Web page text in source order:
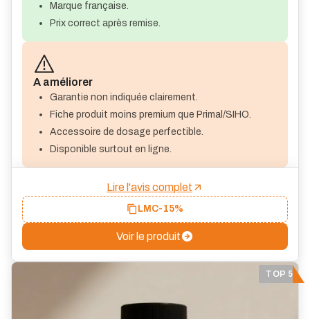
Marque française.
Prix correct après remise.
A améliorer
Garantie non indiquée clairement.
Fiche produit moins premium que Primal/SIHO.
Accessoire de dosage perfectible.
Disponible surtout en ligne.
Lire l'avis complet
LMC-15%
Voir le produit
TOP 5